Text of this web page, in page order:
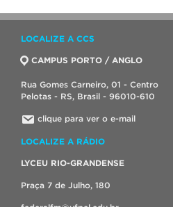
LOCALIZE A CCS
CAMPUS PORTO / ANGLO
Rua Gomes Carneiro, 01 - Centro
Pelotas - RS, Brasil - 96010-610
clique para ver o e-mail
LOCALIZE A RÁDIO
LYCEU RIO-GRANDENSE
Praça 7 de Julho, 180